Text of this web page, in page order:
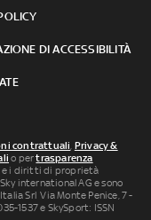
DI ACCESSIBILITÀ
contrattuali, Privacy &
o pertrasparenza
e i diritti di proprietà
international AG e sono
Srl Via Monte Penice, 7 -
1537 e SkySport: ISSN